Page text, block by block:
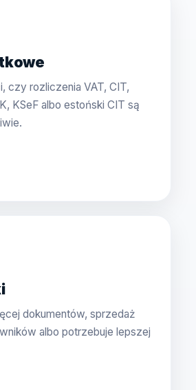
czy rozliczenia VAT, CIT,
KSeF albo estoński CIT są
dokumentów, sprzedaż
albo potrzebuje lepszej